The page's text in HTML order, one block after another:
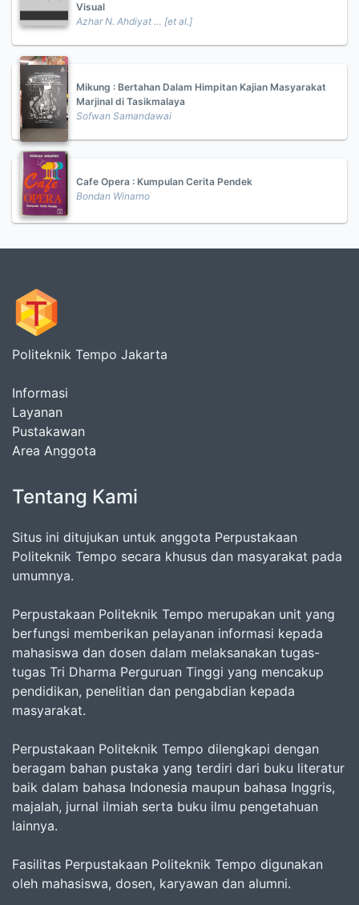
Visual
Azhar N. Ahdiyat … [et al.]
Mikung : Bertahan Dalam Himpitan Kajian Masyarakat
Marjinal di Tasikmalaya
Sofwan Samandawai
Cafe Opera : Kumpulan Cerita Pendek
Bondan Winarno
Politeknik Tempo Jakarta
Informasi
Layanan
Pustakawan
Area Anggota
Tentang Kami
Situs ini ditujukan untuk anggota Perpustakaan
Politeknik Tempo secara khusus dan masyarakat pada
umumnya.
Perpustakaan Politeknik Tempo merupakan unit yang
berfungsi memberikan pelayanan informasi kepada
mahasiswa dan dosen dalam melaksanakan tugas-
tugas Tri Dharma Perguruan Tinggi yang mencakup
pendidikan, penelitian dan pengabdian kepada
masyarakat.
Perpustakaan Politeknik Tempo dilengkapi dengan
beragam bahan pustaka yang terdiri dari buku literatur
baik dalam bahasa Indonesia maupun bahasa Inggris,
majalah, jurnal ilmiah serta buku ilmu pengetahuan
lainnya.
Fasilitas Perpustakaan Politeknik Tempo digunakan
oleh mahasiswa, dosen, karyawan dan alumni.